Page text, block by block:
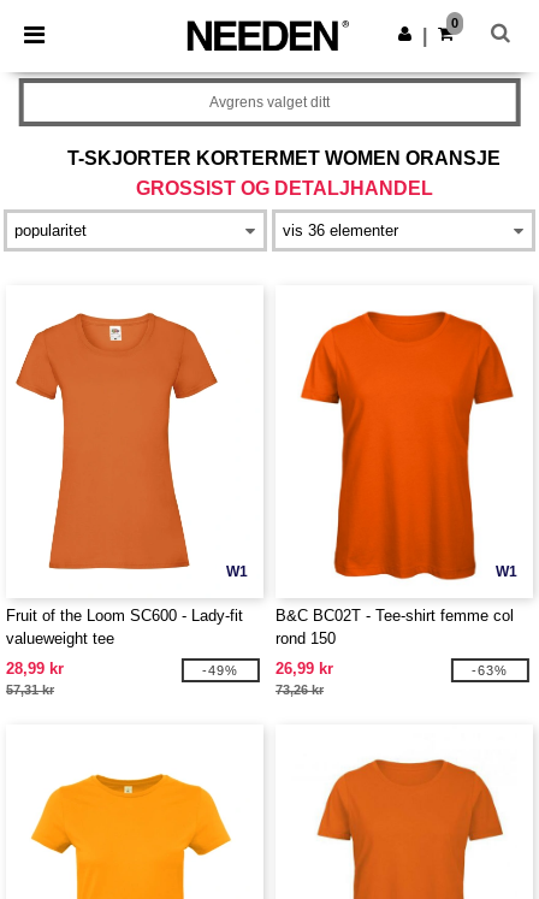
× Needen-app
Bedre priser i appen!
Last ned app
0
T-SKJORTER KORTERMET WOMEN ORANSJE
GROSSIST OG DETALJHANDEL
Avgrens valget ditt
W1
Fruit of the Loom SC600 - Lady-fit
valueweight tee
28,99 kr
57,31 kr
-49%
W1
B&C BC02T - Tee-shirt femme col
rond 150
26,99 kr
73,26 kr
-63%